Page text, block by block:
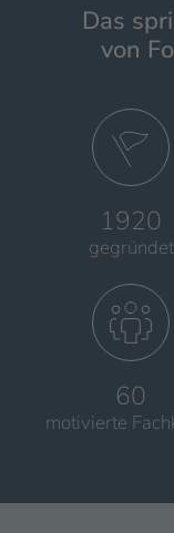
Das
von
1920
gegründet
60
motivierte